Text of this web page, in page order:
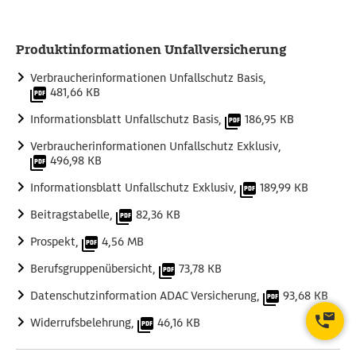
versicherten Personen gibt es bei ADAC Unfallschutz
folgende Tarife:
Tarif Senior (ab 66 Jahre).
Produktinformationen Unfallversicherung
Verbraucherinformationen Unfallschutz Basis,
481,66 KB
Informationsblatt Unfallschutz Basis,
186,95 KB
Verbraucherinformationen Unfallschutz Exklusiv,
496,98 KB
Informationsblatt Unfallschutz Exklusiv,
189,99 KB
Beitragstabelle,
82,36 KB
Prospekt,
4,56 MB
Berufsgruppenübersicht,
73,78 KB
Datenschutzinformation ADAC Versicherung,
93,68 KB
Widerrufsbelehrung,
46,16 KB